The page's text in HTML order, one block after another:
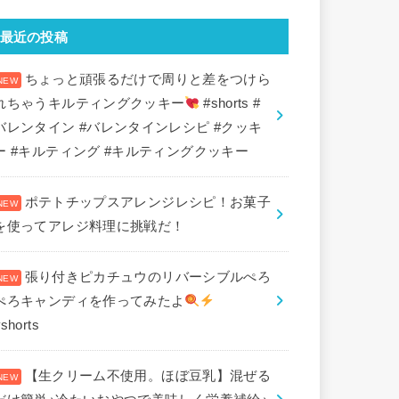
最近の投稿
ちょっと頑張るだけで周りと差をつけら
ちゃうキルティングクッキー
#shorts #
レンタイン #バレンタインレシピ #クッキ
#キルティング #キルティングクッキー
ポテトチップスアレンジレシピ！お菓子
使ってアレジ料理に挑戦だ！
張り付きピカチュウのリバーシブルぺろ
ろキャンディを作ってみたよ
【生クリーム不使用。ほぼ豆乳】混ぜる